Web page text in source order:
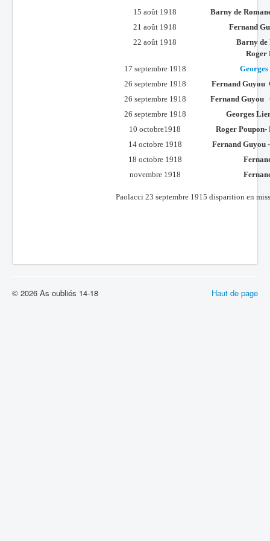
15 août 1918
Barny de
21 août 1918
Fernand
22 août 1918
Barny de
Roger
17 septembre 1918
26 septembre 1918
Fernand Guyou
26 septembre 1918
Fernand Guyou
26 septembre 1918
Georges
10 octobre1918
Roger Poupon-
14 octobre 1918
Fernand Guyou
18 octobre 1918
novembre 1918
Paolacci 23 septembre 1915 disparition en
Haut de page
© 2026 As oubliés 14-18